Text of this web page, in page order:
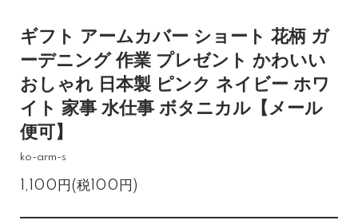
ギフト アームカバー ショート 花柄 ガ
ーデニング 作業 プレゼント かわいい
おしゃれ 日本製 ピンク ネイビー ホワ
イト 家事 水仕事 ボタニカル【メール
便可】
ko-arm-s
1,100円(税100円)